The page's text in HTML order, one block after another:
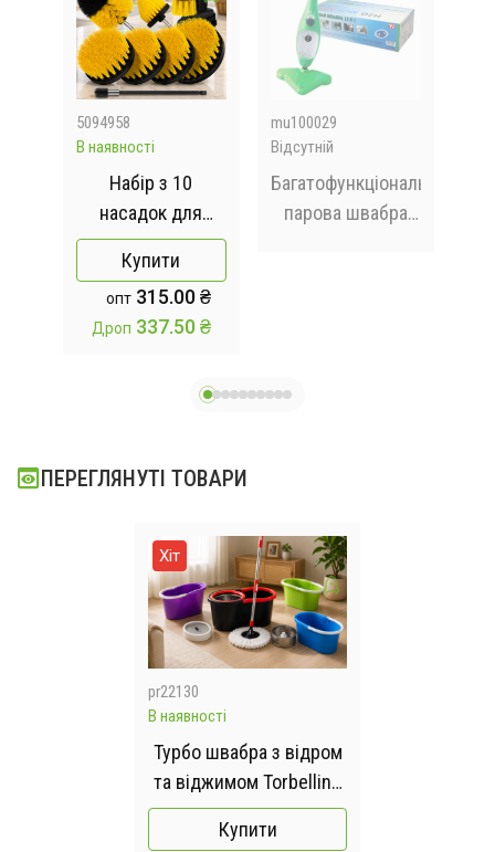
5094958
В наявності
Набір з 10
насадок для
дриля Holikme,
електрична
щітка-скруббер з
подовженою
що чистить,
насадок на дриль
шуруповерта
Купити
опт315.00 ₴
Дроп 337.50 ₴
mu100029
Відсутній
Багатофункціональна
парова швабра
ПЕРЕГЛЯНУТІ ТОВАРИ
Хіт
pr22130
В наявності
Турбо швабра з відром
та віджимом Torbellino
Fregar 360° MIX
Купити